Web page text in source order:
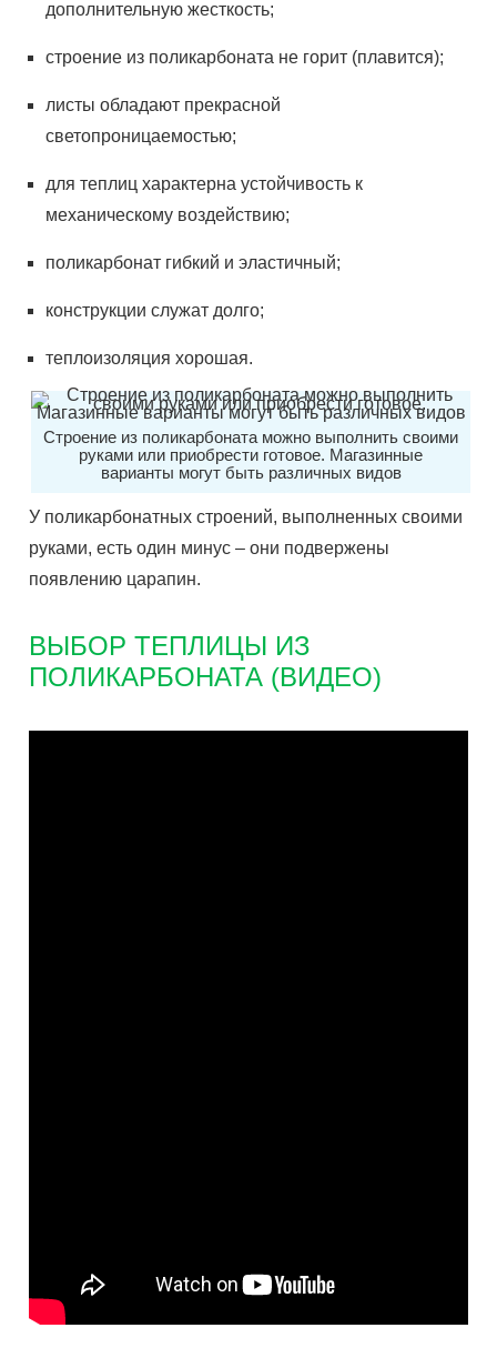
дополнительнуюжесткость;
строение из поликарбоната не горит (плавится);
листы обладают прекрасной
светопроницаемостью;
для теплиц характерна устойчивость к
механическому воздействию;
поликарбонат гибкий и эластичный;
конструкции служат долго;
теплоизоляция хорошая.
Строение из поликарбоната можно выполнить своими
руками или приобрести готовое. Магазинные
варианты могут быть различных видов
У поликарбонатных строений, выполненных своими
руками, есть один минус – они подвержены
появлению царапин.
ВЫБОР ТЕПЛИЦЫ ИЗ
ПОЛИКАРБОНАТА (ВИДЕО)